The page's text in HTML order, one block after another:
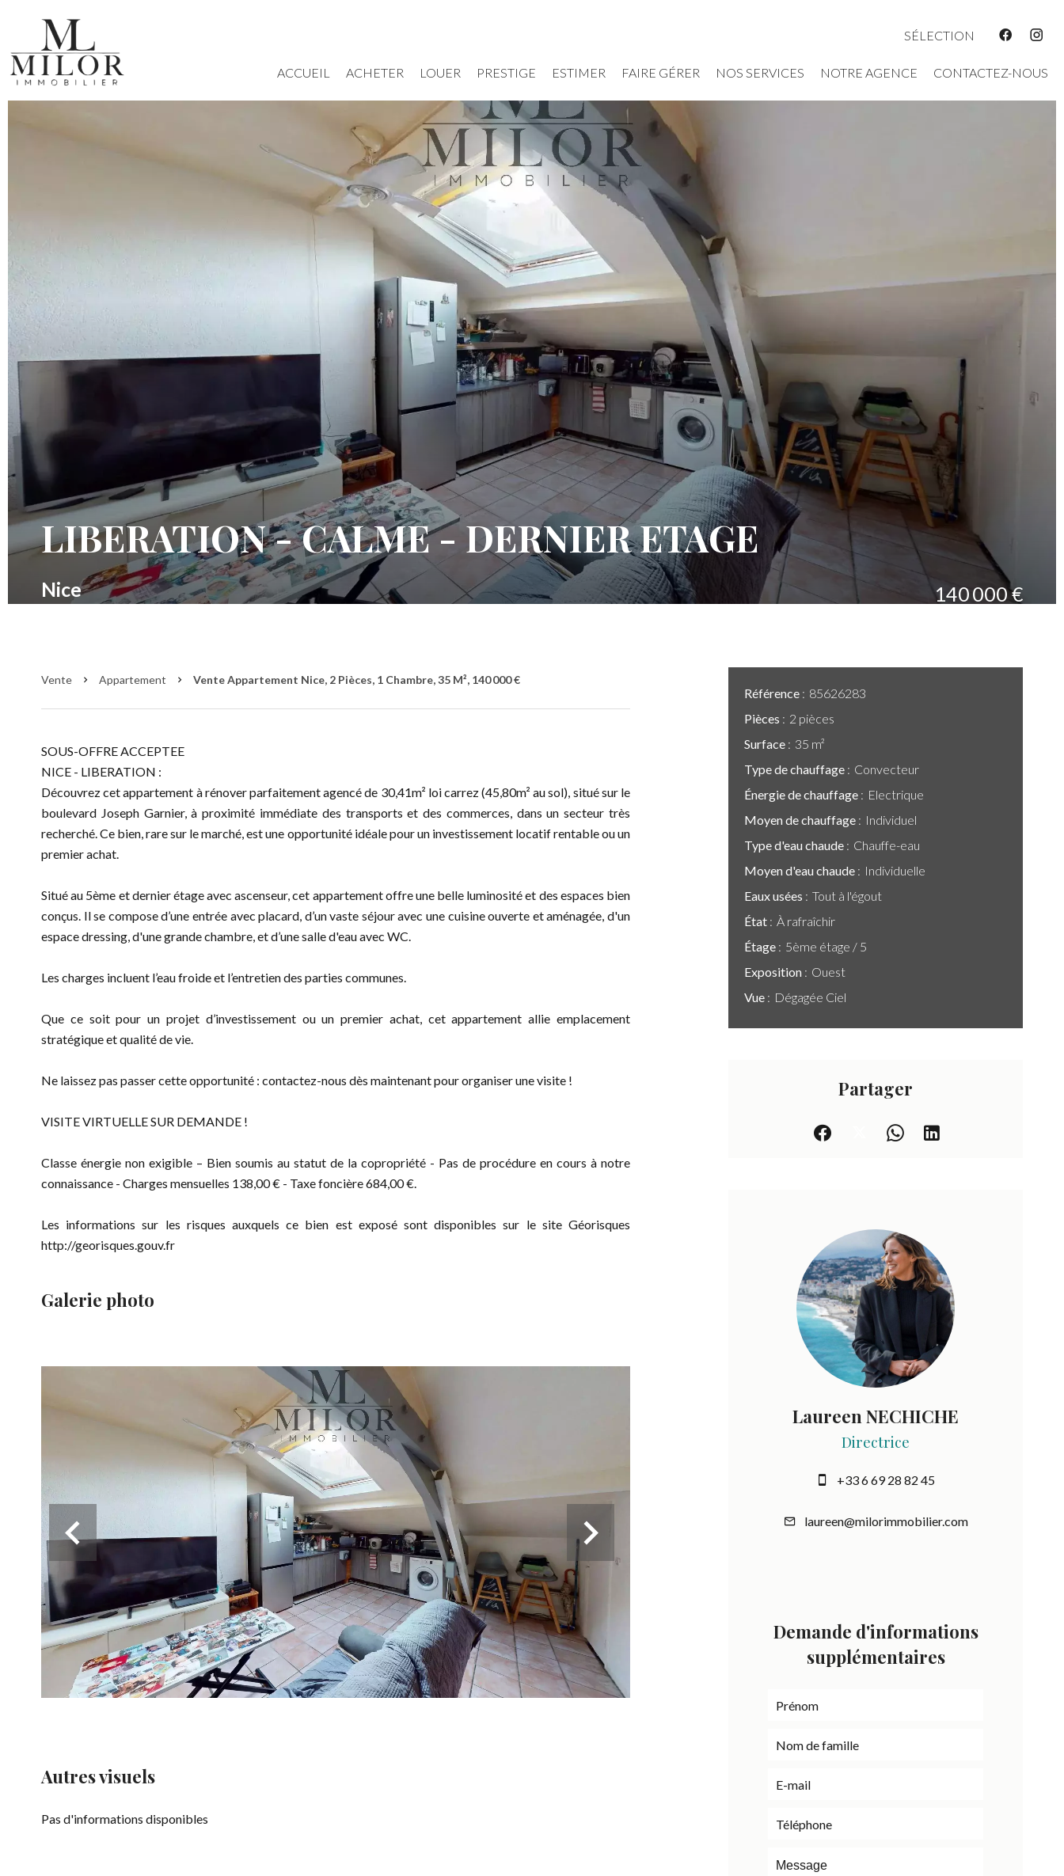
SÉLECTION
ACCUEIL ACHETER LOUER PRESTIGE ESTIMER FAIRE GÉRER NOS SERVICES NOTRE AGENCE CONTACTEZ-NOUS
LIBERATION - CALME - DERNIER ETAGE
Nice 140 000 €
Vente Appartement Vente Appartement Nice, 2 Pièces, 1 Chambre, 35 M², 140 000 €
SOUS-OFFRE ACCEPTEE
NICE - LIBERATION :
Découvrez cet appartement à rénover parfaitement agencé de 30,41m² loi carrez (45,80m² au sol), situé sur le
boulevard Joseph Garnier, à proximité immédiate des transports et des commerces, dans un secteur très
recherché. Ce bien, rare sur le marché, est une opportunité idéale pour un investissement locatif rentable ou un
premier achat.
Situé au 5ème et dernier étage avec ascenseur, cet appartement offre une belle luminosité et des espaces bien
conçus. Il se compose d’une entrée avec placard, d’un vaste séjour avec une cuisine ouverte et aménagée, d'un
espace dressing, d'une grande chambre, et d’une salle d'eau avec WC.
Les charges incluent l’eau froide et l’entretien des parties communes.
Que ce soit pour un projet d’investissement ou un premier achat, cet appartement allie emplacement
stratégique et qualité de vie.
Ne laissez pas passer cette opportunité : contactez-nous dès maintenant pour organiser une visite !
VISITE VIRTUELLE SUR DEMANDE !
Classe énergie non exigible – Bien soumis au statut de la copropriété - Pas de procédure en cours à notre
connaissance - Charges mensuelles 138,00 € - Taxe foncière 684,00 €.
Les informations sur les risques auxquels ce bien est exposé sont disponibles sur le site Géorisques
http://georisques.gouv.fr
Galerie photo
Autres visuels
Pas d'informations disponibles
Référence
85626283
Pièces
2 pièces
Surface
35 m²
Type de chauffage
Convecteur
Énergie de chauffage
Electrique
Moyen de chauffage
Individuel
Type d'eau chaude
Chauffe-eau
Moyen d'eau chaude
Individuelle
Eaux usées
Tout à l'égout
État
À rafraîchir
Étage
5ème étage / 5
Exposition
Ouest
Vue
Dégagée Ciel
Partager
Laureen NECHICHE
Directrice
+33 6 69 28 82 45
laureen@milorimmobilier.com
Demande d'informations
supplémentaires